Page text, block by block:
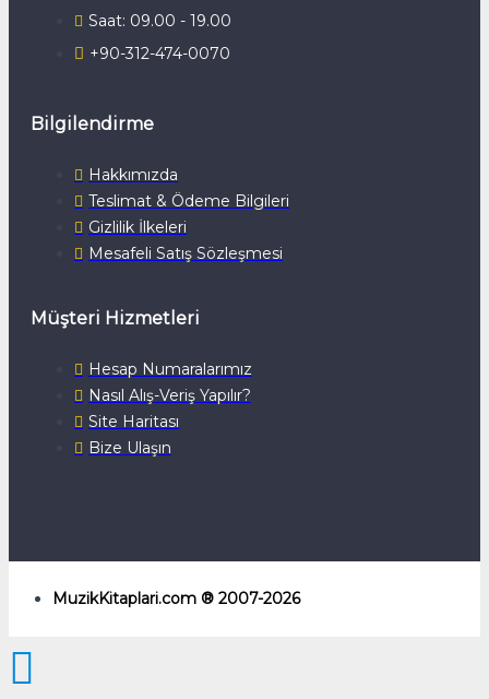
Saat: 09.00 - 19.00
+90-312-474-0070
Bilgilendirme
Hakkımızda
Teslimat & Ödeme Bilgileri
Gizlilik İlkeleri
Mesafeli Satış Sözleşmesi
Müşteri Hizmetleri
Hesap Numaralarımız
Nasıl Alış-Veriş Yapılır?
Site Haritası
Bize Ulaşın
MuzikKitaplari.com ® 2007-2026